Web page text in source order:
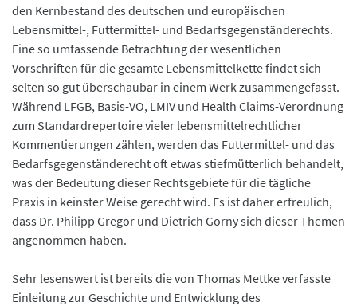
den Kernbestand des deutschen und europäischen
Lebensmittel-, Futtermittel- und Bedarfsgegenständerechts.
Eine so umfassende Betrachtung der wesentlichen
Vorschriften für die gesamte Lebensmittelkette findet sich
selten so gut überschaubar in einem Werk zusammengefasst.
Während LFGB, Basis-VO, LMIV und Health Claims-Verordnung
zum Standardrepertoire vieler lebensmittelrechtlicher
Kommentierungen zählen, werden das Futtermittel- und das
Bedarfsgegenständerecht oft etwas stiefmütterlich behandelt,
was der Bedeutung dieser Rechtsgebiete für die tägliche
Praxis in keinster Weise gerecht wird. Es ist daher erfreulich,
dass Dr. Philipp Gregor und Dietrich Gorny sich dieser Themen
angenommen haben.
Sehr lesenswert ist bereits die von Thomas Mettke verfasste
Einleitung zur Geschichte und Entwicklung des